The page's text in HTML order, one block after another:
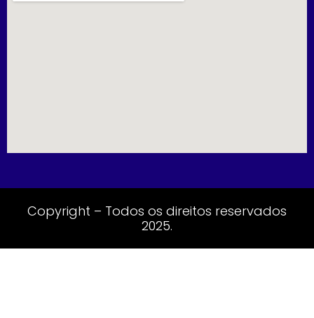
Copyright – Todos os direitos reservados
2025.